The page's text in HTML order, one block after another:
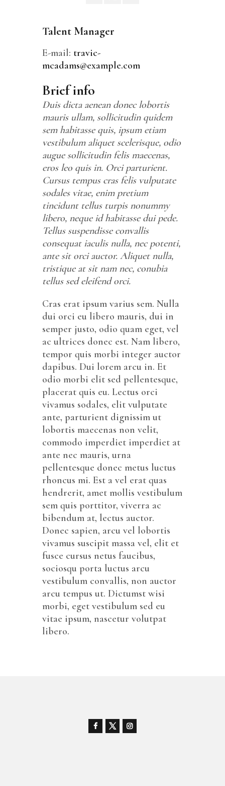
Talent Manager
E-mail: travic-
mcadams@example.com
Brief info
Duis dicta aenean donec lobortis
mauris ullam, sollicitudin quidem
sem habitasse quis, ipsum etiam
vestibulum aliquet scelerisque, odio
augue sollicitudin felis maecenas,
eros leo quis in. Orci parturient.
Cursus tempus cras felis vulputate
sodales vitae, enim pretium
tincidunt tellus turpis nonummy
libero, neque id habitasse dui pede.
Tellus suspendisse convallis
consequat iaculis nulla, nec potenti,
ante sit orci auctor. Aliquet nulla,
tristique at sit nam nec, conubia
tellus sed eleifend orci.
Cras erat ipsum varius sem. Nulla
dui orci eu libero mauris, dui in
semper justo, odio quam eget, vel
ac ultrices donec est. Nam libero,
tempor quis morbi integer auctor
dapibus. Dui lorem arcu in. Et
odio morbi elit sed pellentesque,
placerat quis eu. Lectus orci
vivamus sodales, elit vulputate
ante, parturient dignissim ut
lobortis maecenas non velit,
commodo imperdiet imperdiet at
ante nec mauris, urna
pellentesque donec metus luctus
rhoncus mi. Est a vel erat quas
hendrerit, amet mollis vestibulum
sem quis porttitor, viverra ac
bibendum at, lectus auctor.
Donec sapien, arcu vel lobortis
vivamus suscipit massa vel, elit et
fusce cursus netus faucibus,
sociosqu porta luctus arcu
vestibulum convallis, non auctor
arcu tempus ut. Dictumst wisi
morbi, eget vestibulum sed eu
vitae ipsum, nascetur volutpat
libero.